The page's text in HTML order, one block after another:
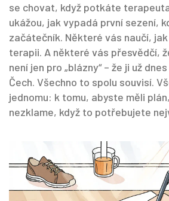
se chovat, když potkáte
ukážou, jak vypadá první sezení,
začátečník. Některé vás naučí,
terapii. A některé vás přesvědčí,
není jen pro „blázny“ – že ji už
Čech. Všechno to spolu souvisí.
jednomu: k tomu, abyste měli
nezklame, když to potřebujete